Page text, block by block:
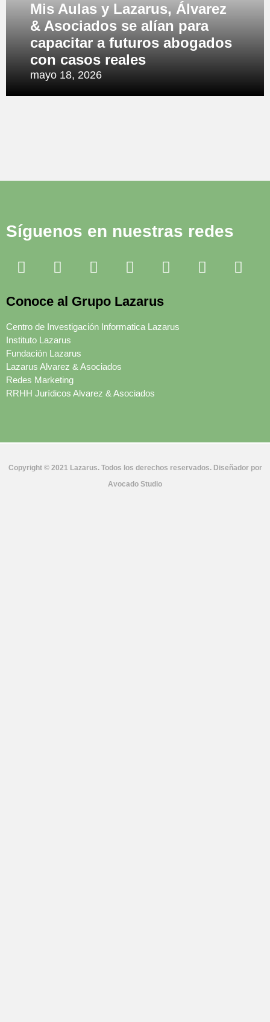
Mis Aulas y Lazarus, Álvarez
& Asociados se alían para
capacitar a futuros abogados
con casos reales
mayo 18, 2026
Síguenos en nuestras redes
Conoce al Grupo Lazarus
Centro de Investigación Informatica Lazarus
Instituto Lazarus
Fundación Lazarus
Lazarus Alvarez & Asociados
Redes Marketing
RRHH Jurídicos Alvarez & Asociados
Copyright © 2021 Lazarus. Todos los derechos reservados. Diseñador por
Avocado Studio